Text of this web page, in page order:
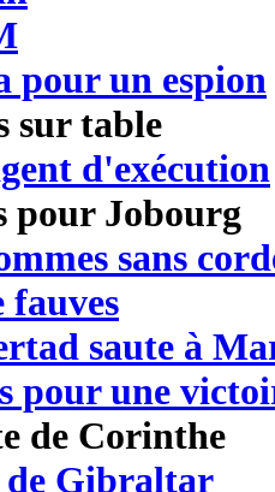
pour un espion
sur table
d'exécution
pour Jobourg
sans
fauves
saute à
pour une
de Corinthe
de Gibraltar